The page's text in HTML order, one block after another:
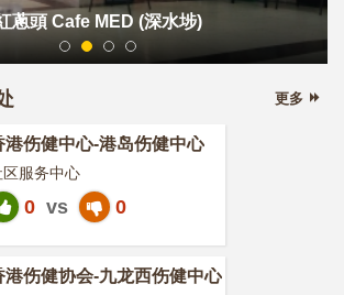
蔥頭 Cafe MED (深水埗)
1
2 3 4
更多
港伤健中心-港岛伤健中心
区服务中心
0 vs 0
港伤健协会-九龙西伤健中心